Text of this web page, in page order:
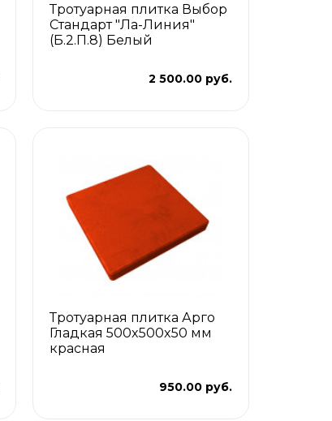
Тротуарная плитка Выбор
Стандарт "Ла-Линия"
(Б.2.П.8) Белый
2 500.00 руб.
Тротуарная плитка Арго
Гладкая 500x500x50 мм
красная
950.00 руб.